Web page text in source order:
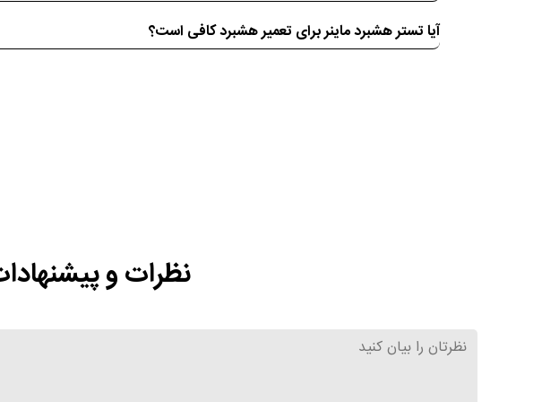
آیا تستر هشبرد ماینر برای تعمیر هشبرد کافی است؟
نظرات و